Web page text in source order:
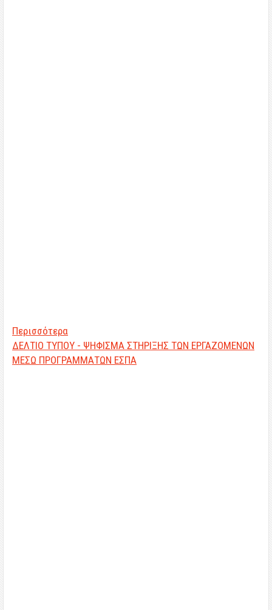
Περισσότερα
ΔΕΛΤΙΟ ΤΥΠΟΥ - ΨΗΦΙΣΜΑ ΣΤΗΡΙΞΗΣ ΤΩΝ ΕΡΓΑΖΟΜΕΝΩΝ
ΜΕΣΩ ΠΡΟΓΡΑΜΜΑΤΩΝ ΕΣΠΑ